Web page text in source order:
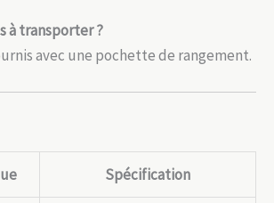
à transporter ?
avec une pochette de rangement.
Spécification